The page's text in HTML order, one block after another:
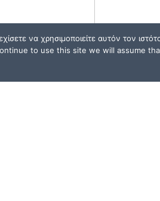
να χρησιμοποιείτε αυτόν τον
to use this site we will assume